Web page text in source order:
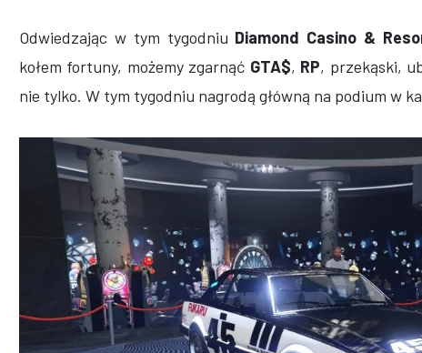
Odwiedzając w tym tygodniu Diamond Casino &
kołem fortuny, możemy zgarnąć GTA$, RP, przekąski,
nie tylko. W tym tygodniu nagrodą główną na podium w